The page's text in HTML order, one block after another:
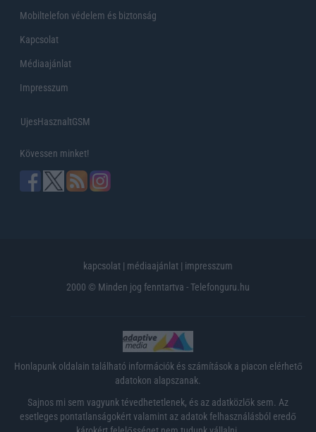
Mobiltelefon védelem és biztonság
Kapcsolat
Médiaajánlat
Impresszum
UjesHasznaltGSM
Kövessen minket!
kapcsolat | médiaajánlat | impresszum
2000 © Minden jog fenntartva - Telefonguru.hu
Honlapunk oldalain található információk és számítások a piacon elérhető
adatokon alapszanak.
Sajnos mi sem vagyunk tévedhetetlenek, és az adatközlők sem. Az
esetleges pontatlanságokért valamint az adatok felhasználásból eredő